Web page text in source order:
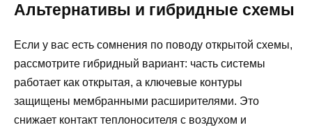
Альтернативы и гибридные схемы
Если у вас есть сомнения по поводу открытой схемы,
рассмотрите гибридный вариант: часть системы
работает как открытая, а ключевые контуры
защищены мембранными расширителями. Это
снижает контакт теплоносителя с воздухом и